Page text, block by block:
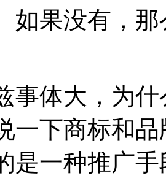
如果没有，
事体大，为
一下商标和
是一种推广